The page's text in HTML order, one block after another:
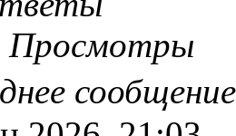
Просмотры